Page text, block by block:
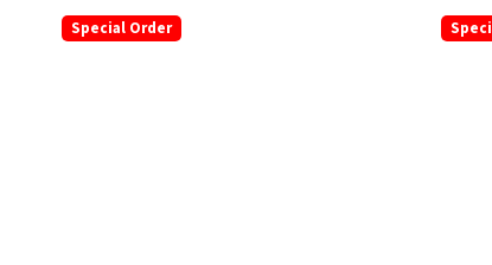
Special Order